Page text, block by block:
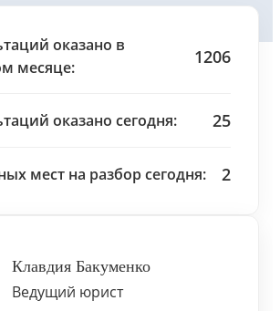
оказано в
месяце:
1206
оказано сегодня: 25
мест на разбор сегодня: 2
Клавдия Бакуменко
Ведущий юрист